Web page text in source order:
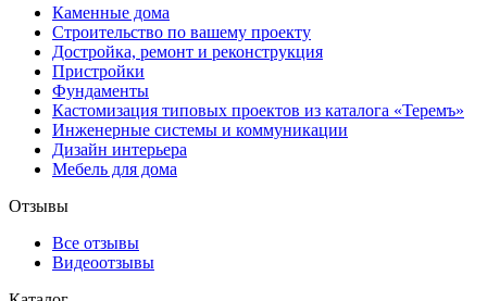
Каменные дома
Строительство по вашему проекту
Достройка, ремонт и реконструкция
Пристройки
Фундаменты
Кастомизация типовых проектов из каталога «Теремъ»
Инженерные системы и коммуникации
Дизайн интерьера
Мебель для дома
Отзывы
Все отзывы
Видеоотзывы